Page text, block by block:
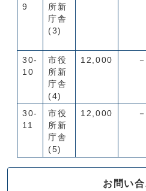
9
所新
庁舎
(3)
30-
10
市役
所新
庁舎
(4)
12,000 －
30-
11
市役
所新
庁舎
(5)
12,000 －
お問い